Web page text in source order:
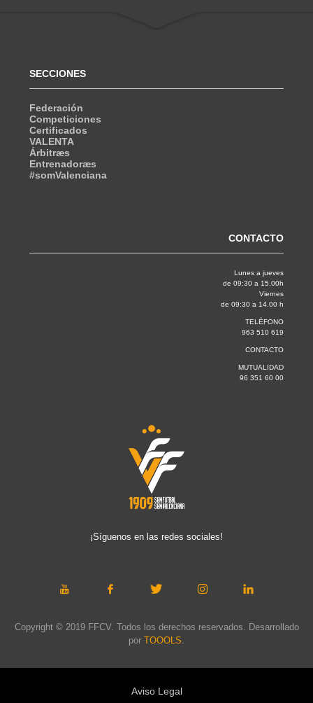
SECCIONES
Federación
Competiciones
Certificados
VALENTA
Árbitræs
Entrenadoræs
#somValenciana
CONTACTO
Lunes a jueves
de 09:30 a 15.00h
Viernes
de 09:30 a 14.00 h
TELÉFONO
963 510 619
CONTACTO
MUTUALIDAD
96 351 60 00
¡Síguenos en las redes sociales!
Copyright © 2019 FFCV. Todos los derechos reservados. Desarrollado
por TOOOLS
Aviso Legal